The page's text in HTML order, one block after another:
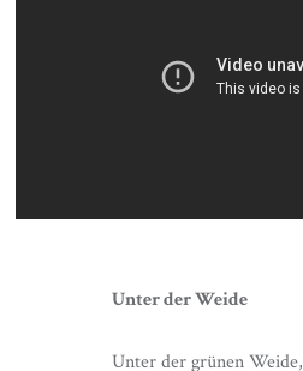
Unter der Weide
Unter der grünen Weide,